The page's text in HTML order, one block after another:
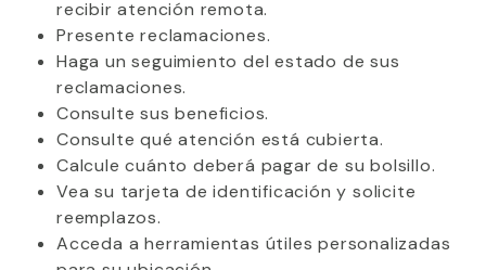
recibir atención remota.
Presente reclamaciones.
Haga un seguimiento del estado de sus
reclamaciones.
Consulte sus beneficios.
Consulte qué atención está cubierta.
Calcule cuánto deberá pagar de su bolsillo.
Vea su tarjeta de identificación y solicite
reemplazos.
Acceda a herramientas útiles personalizadas